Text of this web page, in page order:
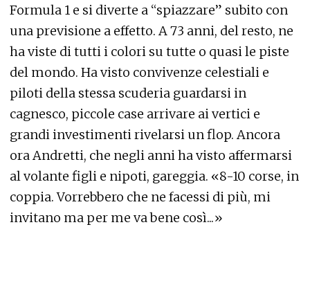
Formula 1 e si diverte a “spiazzare” subito con
una previsione a effetto. A 73 anni, del resto, ne
ha viste di tutti i colori su tutte o quasi le piste
del mondo. Ha visto convivenze celestiali e
piloti della stessa scuderia guardarsi in
cagnesco, piccole case arrivare ai vertici e
grandi investimenti rivelarsi un flop. Ancora
ora Andretti, che negli anni ha visto affermarsi
al volante figli e nipoti, gareggia. «8-10 corse, in
coppia. Vorrebbero che ne facessi di più, mi
invitano ma per me va bene così...»